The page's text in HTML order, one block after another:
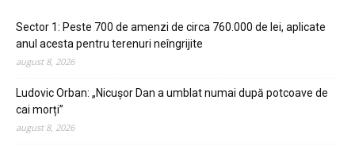
Sector 1: Peste 700 de amenzi de circa 760.000 de lei, aplicate
anul acesta pentru terenuri neîngrijite
august 8, 2026
Ludovic Orban: „Nicușor Dan a umblat numai după potcoave de
cai morți”
august 8, 2026